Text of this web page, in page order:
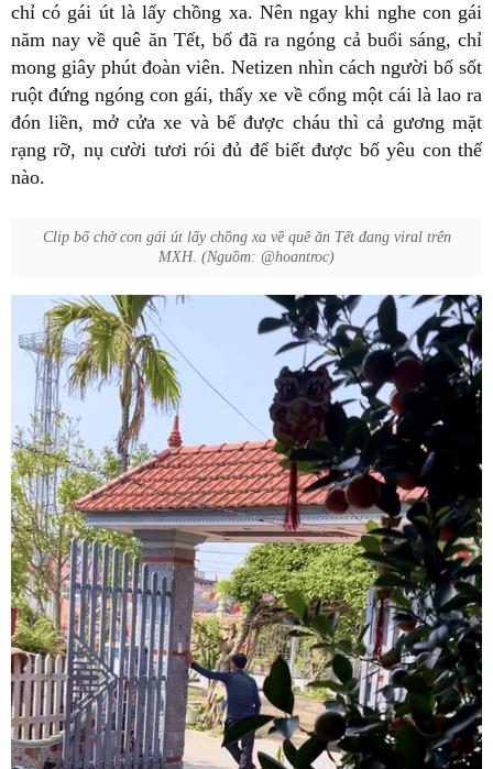
chỉ có gái út là lấy chồng xa. Nên ngay khi nghe con gái
năm nay về quê ăn Tết, bố đã ra ngóng cả buổi sáng, chỉ
mong giây phút đoàn viên. Netizen nhìn cách người bố sốt
ruột đứng ngóng con gái, thấy xe về cổng một cái là lao ra
đón liền, mở cửa xe và bế được cháu thì cả gương mặt
rạng rỡ, nụ cười tươi rói đủ để biết được bố yêu con thế
nào.
Clip bố chờ con gái út lấy chồng xa về quê ăn Tết đang viral trên
MXH. (Nguồm: @hoantroc)